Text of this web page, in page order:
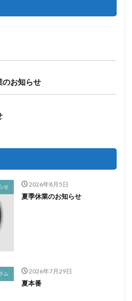
のお知らせ
せ 2026年8月5日
夏季休業のお知らせ
ム 2026年7月29日
夏本番